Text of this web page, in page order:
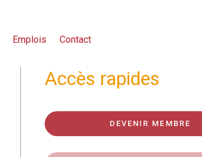
Emplois Contact
Accès rapides
DEVENIR MEMBRE